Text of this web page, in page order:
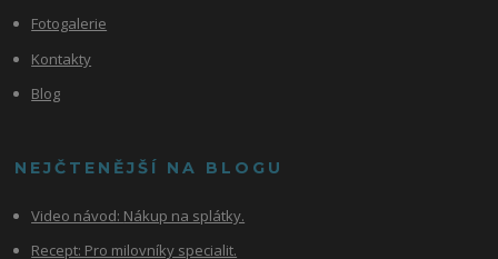
Fotogalerie
Kontakty
Blog
NEJČTENĚJŠÍ NA BLOGU
Video návod: Nákup na splátky.
Recept: Pro milovníky specialit.